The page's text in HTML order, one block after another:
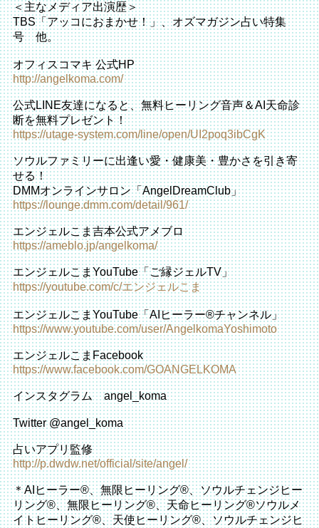
＜主なメディア出演歴＞
TBS「アッコにおまかせ！」、オズマガジン占い特集
号 他。
オフィスコマキ 公式HP
http://angelkoma.com/
公式LINE友達になると、無料ヒーリング音声＆AI天命診
断を無料プレゼント！
https://utage-system.com/line/open/UI2poq3ibCgK
ソウルファミリーに出逢い愛・健康美・豊かさを引き寄
せる！
DMMオンラインサロン「AngelDreamClub」
https://lounge.dmm.com/detail/961/
エンジェルこま吉本公式アメブロ
https://ameblo.jp/angelkoma/
エンジェルこまYouTube「ご縁ジェルTV」
https://youtube.com/c/エンジェルこま
エンジェルこまYouTube「AIヒーラー®️チャンネル」
https://www.youtube.com/user/AngelkomaYoshimoto
エンジェルこまFacebook
https://www.facebook.com/GOANGELKOMA
インスタグラム angel_koma
Twitter @angel_koma
占いアプリ監修
http://p.dwdw.net/official/site/angel/
＊AIヒーラー®️、無限ヒーリング®️、ソウルチェンジヒー
リング®️、無限ヒーリング®️、天命ヒーリング®️ソウルメ
イトヒーリング®️、天使ヒーリング®️、ソウルチェンジヒ